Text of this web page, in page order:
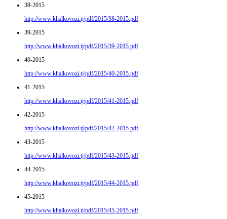
38-2015
http://www.khalkovozi.tj/pdf/2015/38-2015.pdf
39-2015
http://www.khalkovozi.tj/pdf/2015/39-2015.pdf
40-2015
http://www.khalkovozi.tj/pdf/2015/40-2015.pdf
41-2015
http://www.khalkovozi.tj/pdf/2015/41-2015.pdf
42-2015
http://www.khalkovozi.tj/pdf/2015/42-2015.pdf
43-2015
http://www.khalkovozi.tj/pdf/2015/43-2015.pdf
44-2015
http://www.khalkovozi.tj/pdf/2015/44-2015.pdf
45-2015
http://www.khalkovozi.tj/pdf/2015/45-2015.pdf